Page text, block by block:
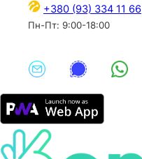
+380 (93) 334 11 66
Пн-Пт: 9:00-18:00